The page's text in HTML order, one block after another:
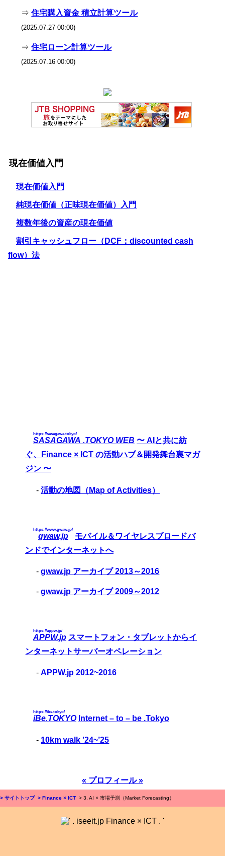
⇒住宅購入資金 積立計算ツール
(2025.07.27 00:00)
⇒住宅ローン計算ツール
(2025.07.16 00:00)
現在価値入門
現在価値入門
純現在価値（正味現在価値）入門
複数年後の資産の現在価値
割引キャッシュフロー（DCF：discounted cash
flow）法
SASAGAWA .TOKYO WEB
https://sasagawa.tokyo/
〜 AIと共に紡
ぐ、Finance × ICT の活動ハブ＆開発舞台裏マガ
ジン 〜
-活動の地図（Map of Activities）
gwaw.jp
https://www.gwaw.jp/
モバイル＆ワイヤレスブロードバ
ンドでインターネットへ
-gwaw.jp アーカイブ 2013～2016
-gwaw.jp アーカイブ 2009～2012
APPW.jp
https://appw.jp/
スマートフォン・タブレットからイ
ンターネットサーバーオペレーション
-APPW.jp 2012~2016
iBe.TOKYO
https://ibe.tokyo/
Internet – to – be .Tokyo
- 10km walk ’24~’25
« プロフィール »
> サイトトップ > Finance × ICT > 3. AI × 市場予測（Market Forecasting）